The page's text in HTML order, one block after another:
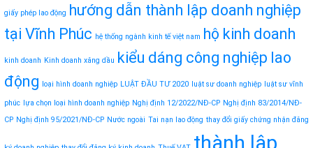
giấy phép lao động hướng dẫn thành lập doanh nghiệp
tại Vĩnh Phúc hệ thống ngành kinh tế việt nam hộ kinh doanh
kinh doanh Kinh doanh xăng dầu kiểu dáng công nghiệp lao
động loại hình doanh nghiệp LUẬT ĐẦU TƯ 2020 luật sư doanh nghiệp luật sư vĩnh
phúc lựa chọn loại hình doanh nghiệp Nghị định 12/2022/NĐ-CP Nghị định 83/2014/NĐ-
CP Nghị định 95/2021/NĐ-CP Nước ngoài Tai nạn lao động thay đổi giấy chứng nhận đăng
thành lập